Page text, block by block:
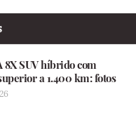
8X SUV híbrido com
a 1.400 km: fotos